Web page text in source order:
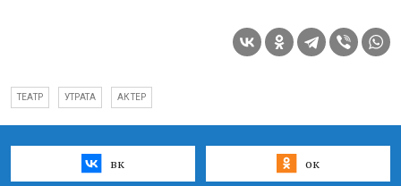
ТЕАТР УТРАТА АКТЕР
вк ок